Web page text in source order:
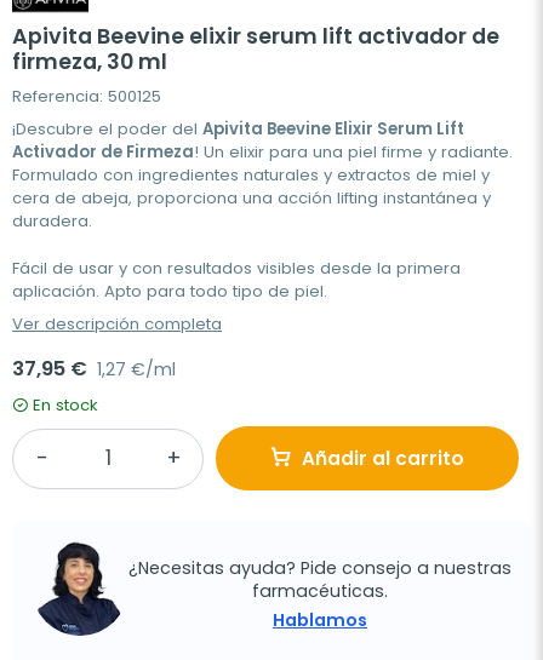
Apivita Beevine elixir serum lift activador de
firmeza, 30 ml
Referencia: 500125
¡Descubre el poder del Apivita Beevine Elixir Serum Lift
Activador de Firmeza! Un elixir para una piel firme y radiante.
Formulado con ingredientes naturales y extractos de miel y
cera de abeja, proporciona una acción lifting instantánea y
duradera.
Fácil de usar y con resultados visibles desde la primera
aplicación. Apto para todo tipo de piel.
Ver descripción completa
37,95 € 1,27 €/ml
En stock
Añadir al carrito
¿Necesitas ayuda? Pide consejo a nuestras
farmacéuticas.
Hablamos